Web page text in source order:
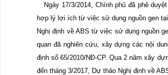
Ngày 17/3/2014, Chính phủ đã phê
hợp lý lợi ích từ việc sử dụng nguồn gen
Nghị định về ABS từ việc sử dụng nguồn
quan đã nghiên cứu, xây dựng các nội
định số 65/2010/NĐ-CP. Qua 2 năm xây
đến tháng 3/2017, Dự thảo Nghị định về